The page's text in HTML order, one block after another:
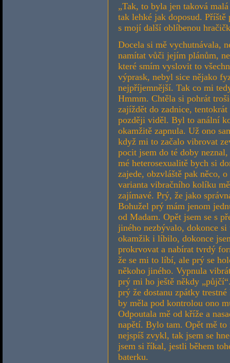
„Tak, to byla jen taková
tak lehké jak doposud.
s mojí další oblíbenou
Docela si mě vychutnávala,
namítat vůči jejím plánům,
které smím vyslovit to
výprask, nebyl sice nějako
nejpříjemnější. Tak co mi
Hmmm. Chtěla si pohrát
zajíždět do zadnice,
později viděl. Byl to anální
okamžitě zapnula. Už ono
když mi to začalo vibrovat
pocit jsem do té doby
mé heterosexualitě bych si
zajede, obzvláště pak něco,
varianta vibračního kolíku
zajímavé. Prý, že jako
Bohužel prý mám jenom
od Madam. Opět jsem se s
jiného nezbývalo, dokonce
okamžik i líbilo, dokonce
prokrvovat a nabírat tvrdý
že se mi to líbí, ale prý se
někoho jiného. Vypnula
prý mi ho ještě někdy
prý že dostanu zpátky
by měla pod kontrolou ono
Odpoutala mě od kříže a
napětí. Bylo tam. Opět mě
nejspíš zvykl, tak jsem se
jsem si říkal, jestli během
baterku.